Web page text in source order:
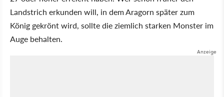
Landstrich erkunden will, in dem Aragorn später zum
König gekrönt wird, sollte die ziemlich starken Monster im
Auge behalten.